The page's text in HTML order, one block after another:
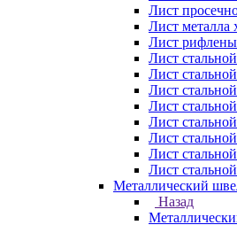
Лист
Лист металла
Лист
Лист
Лист
Лист
Лист
Лист
Лист
Лист
Лист
Металлический
Назад